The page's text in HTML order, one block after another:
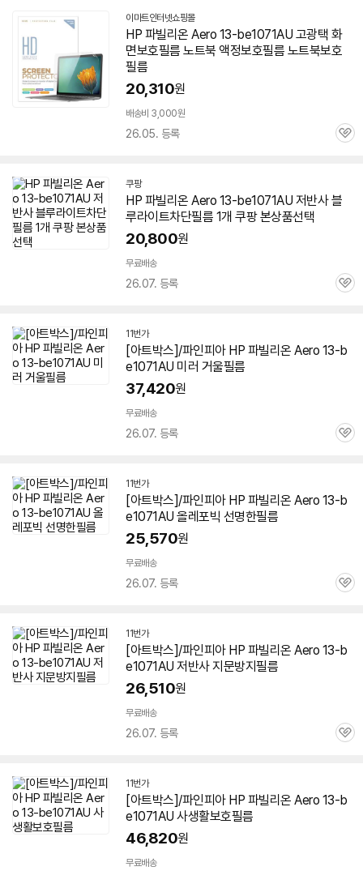
이마트인터넷쇼핑몰
HP 파빌리온 Aero 13-be1071AU 고광택 화
면보호필름 노트북 액정보호필름 노트북보호
필름
20,310원
배송비 3,000원
26.05. 등록
관
쿠팡
HP 파빌리온 Aero 13-be1071AU 저반사 블
루라이트차단필름 1개 쿠팡 본상품선택
20,800원
무료배송
26.07. 등록
관
11번가
[아트박스]/파인피아 HP 파빌리온 Aero 13-b
e1071AU 미러 거울필름
37,420원
무료배송
26.07. 등록
관
11번가
[아트박스]/파인피아 HP 파빌리온 Aero 13-b
e1071AU 올레포빅 선명한필름
25,570원
무료배송
26.07. 등록
관
11번가
[아트박스]/파인피아 HP 파빌리온 Aero 13-b
e1071AU 저반사 지문방지필름
26,510원
무료배송
26.07. 등록
관
11번가
[아트박스]/파인피아 HP 파빌리온 Aero 13-b
e1071AU 사생활보호필름
46,820원
무료배송